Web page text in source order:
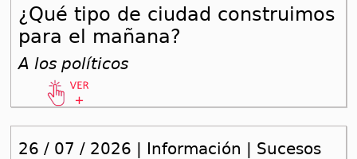
¿Qué tipo de ciudad construimos
para el mañana?
A los políticos
26 / 07 / 2026 | Información | Sucesos